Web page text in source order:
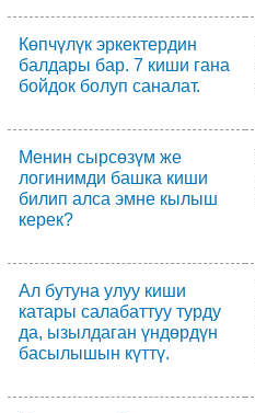
Көпчүлүк эркектердин
балдары бар. 7 киши гана
бойдок болуп саналат.
Менин сырсөзүм же
логинимди башка киши
билип алса эмне кылыш
керек?
Ал бутуна улуу киши
катары салабаттуу турду
да, ызылдаган үндөрдүн
басылышын күттү.